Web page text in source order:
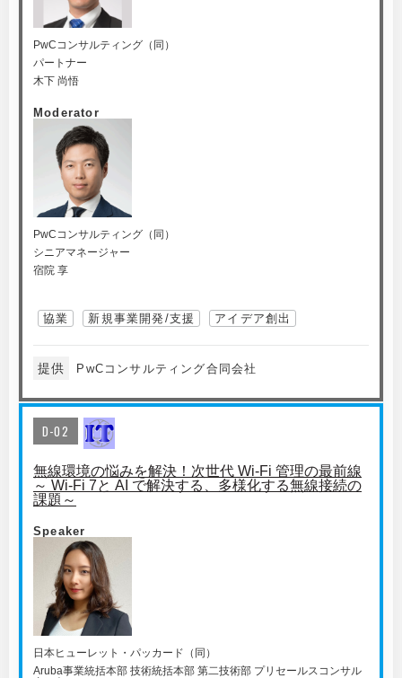
PwCコンサルティング（同）
パートナー
木下 尚悟
Moderator
PwCコンサルティング（同）
シニアマネージャー
宿院 享
協業 新規事業開発/支援 アイデア創出
提供 PwCコンサルティング合同会社
D-02
無線環境の悩みを解決！次世代 Wi-Fi 管理の最前線
～ Wi-Fi 7と AI で解決する、多様化する無線接続の
課題～
Speaker
日本ヒューレット・パッカード（同）
Aruba事業統括本部 技術統括本部 第二技術部 プリセールスコンサル